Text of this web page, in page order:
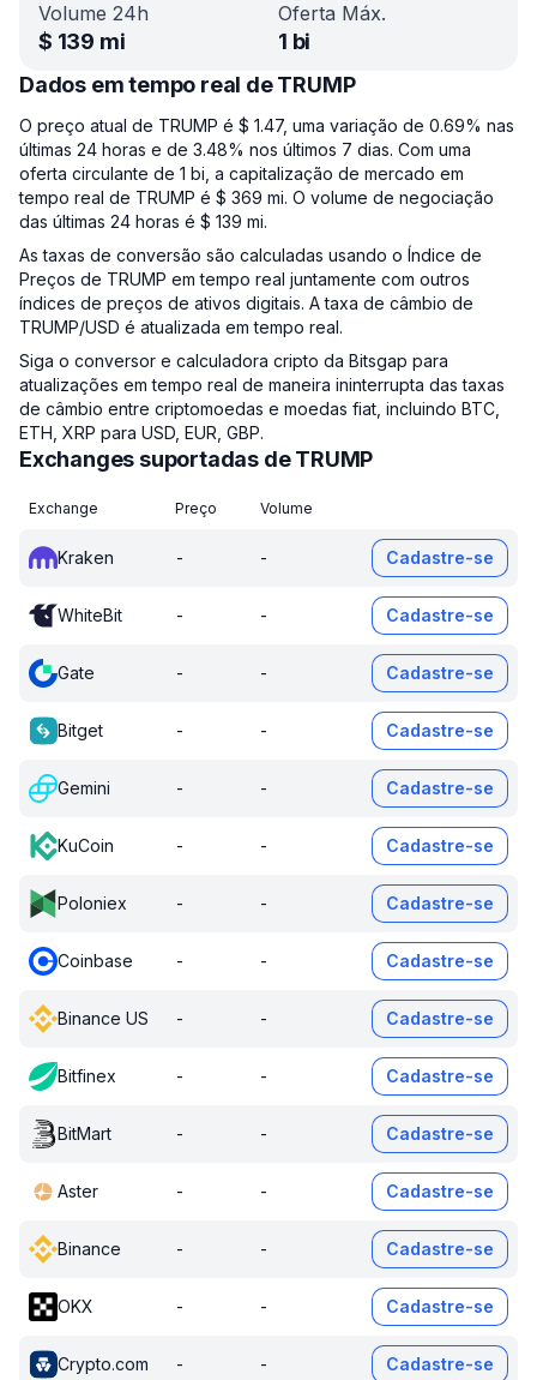
Volume 24h
$ 139 mi
Oferta Máx.
1 bi
Dados em tempo real de TRUMP
O preço atual de TRUMP é $ 1.47, uma variação de 0.69% nas
últimas 24 horas e de 3.48% nos últimos 7 dias. Com uma
oferta circulante de 1 bi, a capitalização de mercado em
tempo real de TRUMP é $ 369 mi. O volume de negociação
das últimas 24 horas é $ 139 mi.
As taxas de conversão são calculadas usando o Índice de
Preços de TRUMP em tempo real juntamente com outros
índices de preços de ativos digitais. A taxa de câmbio de
TRUMP/USD é atualizada em tempo real.
Siga o conversor e calculadora cripto da Bitsgap para
atualizações em tempo real de maneira ininterrupta das taxas
de câmbio entre criptomoedas e moedas fiat, incluindo BTC,
ETH, XRP para USD, EUR, GBP.
Exchanges suportadas de TRUMP
Exchange Preço Volume
Kraken - - Cadastre-se
WhiteBit - - Cadastre-se
Gate - - Cadastre-se
Bitget - - Cadastre-se
Gemini - - Cadastre-se
KuCoin - - Cadastre-se
Poloniex - - Cadastre-se
Coinbase - - Cadastre-se
Binance US - - Cadastre-se
Bitfinex - - Cadastre-se
BitMart - - Cadastre-se
Aster - - Cadastre-se
Binance - - Cadastre-se
OKX - - Cadastre-se
Crypto.com - - Cadastre-se